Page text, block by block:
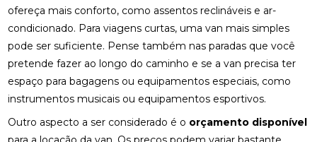
ofereça mais conforto, como assentos reclináveis e ar-
condicionado. Para viagens curtas, uma van mais simples
pode ser suficiente. Pense também nas paradas que você
pretende fazer ao longo do caminho e se a van precisa ter
espaço para bagagens ou equipamentos especiais, como
instrumentos musicais ou equipamentos esportivos.
Outro aspecto a ser considerado é o orçamento disponível